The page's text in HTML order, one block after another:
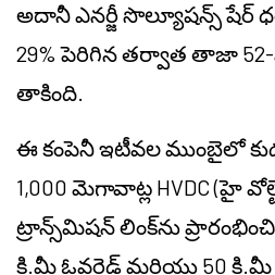
అదానీ ఎనర్జీ సొల్యూషన్స్ షేర్
29% పెరిగిన తర్వాత తాజా
తాకింది.
ఈ కంపెనీ ఇటీవల ముంబైలో
1,000 మెగావాట్ల HVDC (హై
ట్రాన్స్‌మిషన్ లింక్‌ను
కి.మీ ఓవర్హెడ్ మరియు 50 కి.మీ